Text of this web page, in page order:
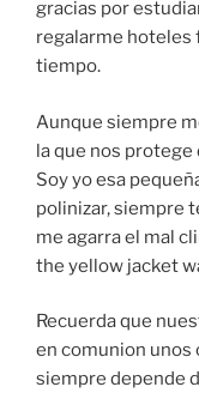
gracias por
regalarme hoteles
tiempo.
Aunque siempre
la que nos protege
Soy yo esa
polinizar, siempre
me agarra el mal
the yellow jacket
Recuerda que
en comunion unos
siempre depende